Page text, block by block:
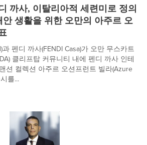
까사, 이탈리아적 세련미로 정의
생활을 위한 오만의 아주르 오
펜디 까사(FENDI Casa)가 오만 무스카트
클리프탑 커뮤니티 내에 펜디 까사 인테
션 컬렉션 아주르 오션프런트 빌라(Azure
를...